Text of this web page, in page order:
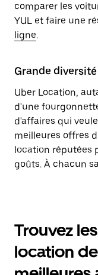
comparer les
YUL et faire une
ligne.
Grande
Uber Location,
d'une
d'affaires qui
meilleures offres
location réputées
goûts. À chacun
Trouvez
location